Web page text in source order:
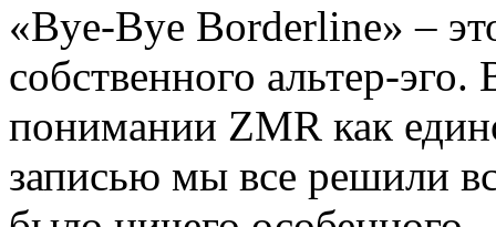
«Bye-Bye Borderline» –
собственного альтер-
понимании ZMR как
записью мы все решили